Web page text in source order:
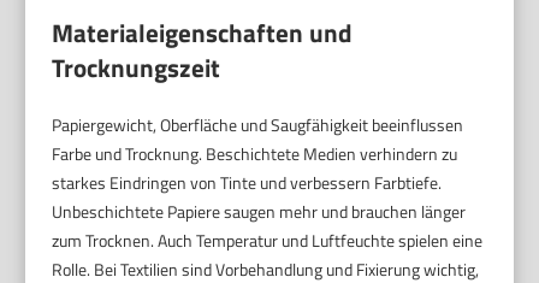
Materialeigenschaften und
Trocknungszeit
Papiergewicht, Oberfläche und Saugfähigkeit beeinflussen
Farbe und Trocknung. Beschichtete Medien verhindern zu
starkes Eindringen von Tinte und verbessern Farbtiefe.
Unbeschichtete Papiere saugen mehr und brauchen länger
zum Trocknen. Auch Temperatur und Luftfeuchte spielen eine
Rolle. Bei Textilien sind Vorbehandlung und Fixierung wichtig,